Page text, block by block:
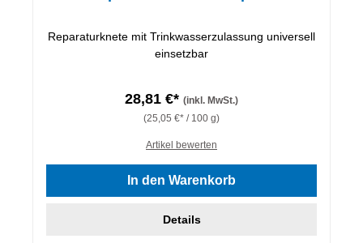
Reparaturknete mit Trinkwasserzulassung universell
einsetzbar
28,81 €* (inkl. MwSt.)
(25,05 €* / 100 g)
Artikel bewerten
In den Warenkorb
Details